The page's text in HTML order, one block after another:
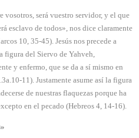
vosotros, será vuestro servidor, y el que
esclavo de todos», nos dice claramente
10, 35-45). Jesús nos precede a
figura del Siervo de Yahveh,
y enfermo, que se da a sí mismo en
11). Justamente asume así la figura
de nuestras flaquezas porque ha
en el pecado (Hebreos 4, 14-16).